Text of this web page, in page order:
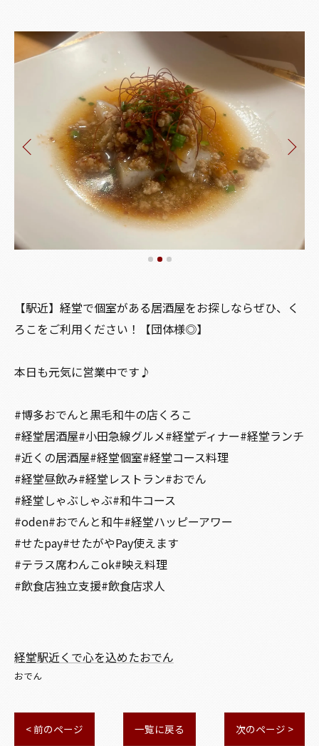
【駅近】経堂で個室がある居酒屋をお探しならぜひ、く
ろこをご利用ください！【団体様◎】
本日も元気に営業中です♪
#博多おでんと黒毛和牛の店くろこ
#経堂居酒屋#小田急線グルメ#経堂ディナー#経堂ランチ
#近くの居酒屋#経堂個室#経堂コース料理
#経堂昼飲み#経堂レストラン#おでん
#経堂しゃぶしゃぶ#和牛コース
#oden#おでんと和牛#経堂ハッピーアワー
#せたpay#せたがやPay使えます
#テラス席わんこok#映え料理
#飲食店独立支援#飲食店求人
経堂駅近くで心を込めたおでん
おでん
< 前のページ 一覧に戻る 次のページ >